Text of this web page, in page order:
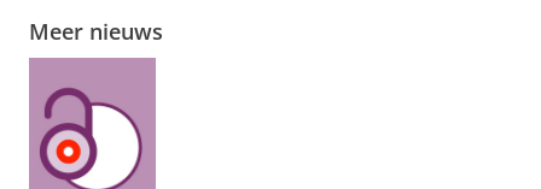
Meer nieuws